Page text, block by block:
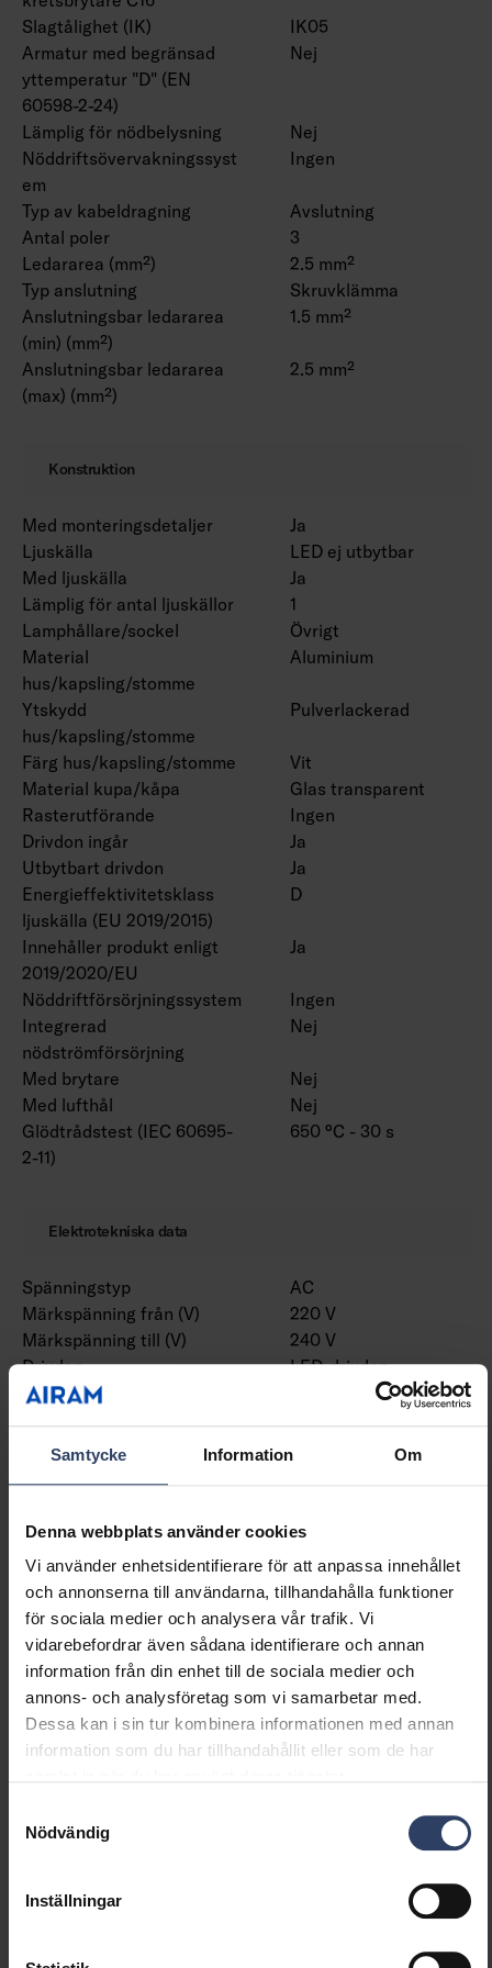
Samtycke Information Om
Denna webbplats använder cookies
Vi använder enhetsidentifierare för att anpassa innehållet
och annonserna till användarna, tillhandahålla funktioner
för sociala medier och analysera vår trafik. Vi
vidarebefordrar även sådana identifierare och annan
information från din enhet till de sociala medier och
annons- och analysföretag som vi samarbetar med.
Dessa kan i sin tur kombinera informationen med annan
information som du har tillhandahållit eller som de har
Nödvändig
Inställningar
Slagtålighet (IK)
IK05
Armatur med begränsad
yttemperatur "D" (EN
60598-2-24)
Nej
Lämplig för nödbelysning
Nej
Nöddriftsövervakningssyst
em
Ingen
Typ av kabeldragning
Avslutning
Antal poler
3
Ledararea (mm²)
2.5 mm²
Typ anslutning
Skruvklämma
Anslutningsbar ledararea
(min) (mm²)
1.5 mm²
Anslutningsbar ledararea
(max) (mm²)
2.5 mm²
Konstruktion
Med monteringsdetaljer
Ja
Ljuskälla
LED ej utbytbar
Med ljuskälla
Ja
Lämplig för antal ljuskällor
1
Lamphållare/sockel
Övrigt
Material
hus/kapsling/stomme
Aluminium
Ytskydd
hus/kapsling/stomme
Pulverlackerad
Färg hus/kapsling/stomme
Vit
Material kupa/kåpa
Glas transparent
Rasterutförande
Ingen
Drivdon ingår
Ja
Utbytbart drivdon
Ja
Energieffektivitetsklass
ljuskälla (EU 2019/2015)
D
Innehåller produkt enligt
2019/2020/EU
Ja
Nöddriftförsörjningssystem
Ingen
Integrerad
nödströmförsörjning
Nej
Med brytare
Nej
Med lufthål
Nej
Glödtrådstest (IEC 60695-
2-11)
650 °C - 30 s
Elektrotekniska data
Spänningstyp
AC
Märkspänning från (V)
220 V
Märkspänning till (V)
240 V
Drivdon
LED-drivdon
konstantström
Lämplig för lampeffekt
(min) (W)
(max) (W)
Ljusutbyte (max) (lm/W)
101 lm/W
Max. systemeffekt (W)
8 W
Ljusutbyte (lm/W)
101 lm/W
Effektfaktor
0.9
Distorsion (THD) (%)
20 %
Distorsion (THD)
20 THD
Dimningsbar
Dimning 1-10 V
Dimning DALI